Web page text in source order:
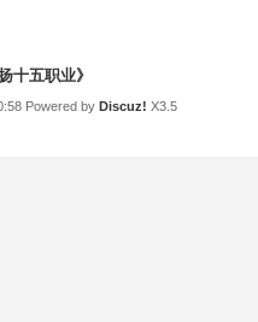
十五职业》
Powered by Discuz! X3.5